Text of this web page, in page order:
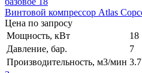
Винтовой компрессор Atlas
Цена по запросу
Мощность, кВт
18
Давление, бар.
7
Производительность, м3/мин